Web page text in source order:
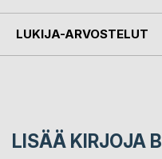
LUKIJA-ARVOSTELUT
LISÄÄ KIRJOJA B